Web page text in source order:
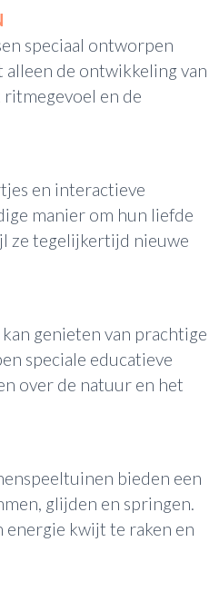
speciaal ontworpen
alleen de ontwikkeling van
en de
en interactieve
manier om hun liefde
ze tegelijkertijd nieuwe
genieten van prachtige
speciale educatieve
over de natuur en het
bieden een
glijden en springen.
energie kwijt te raken en